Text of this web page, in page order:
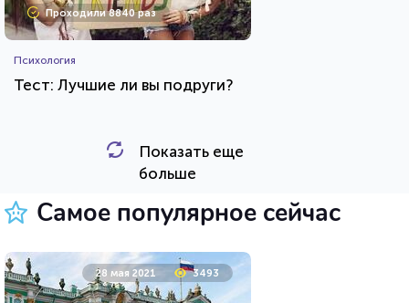
Проходили 8840 раз
Психология
Тест: Лучшие ли вы подруги?
HTML - код
12 сентября 2020 7467
Показать еще
больше
Самое популярное сейчас
28 мая 2021 3493